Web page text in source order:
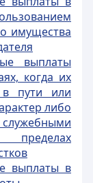
имущества
выплаты
когда их
в пути или
либо
выплаты в